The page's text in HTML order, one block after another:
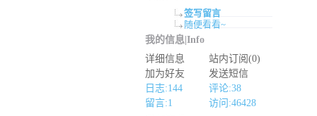
签写留言
随便看看~
我的信息|Info
详细信息
站内订阅(0)
加为好友
发送短信
日志:144
评论:38
留言:1
访问:46428